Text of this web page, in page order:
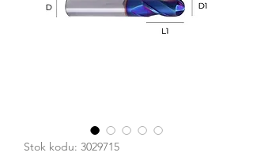
Stok kodu: 3029715